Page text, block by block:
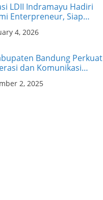
LDII Indramayu Hadiri
Enterpreneur, Siap
Muda
4, 2026
Bandung Perkuat
dan Komunikasi
untuk Hadapi
Zaman
2, 2025